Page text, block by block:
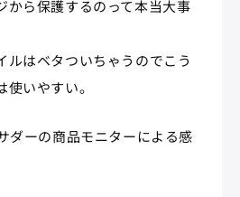
から保護するのって本当大事
ルはベタついちゃうのでこう
いやすい。
ダーの商品モニターによる感